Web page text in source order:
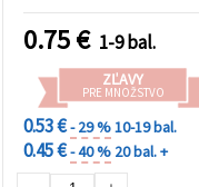
balenie 10 ks
0.75€ 1-9 bal.
ZĽAVY
PRE MNOŽSTVO
0.53 €- 29 %10-19 bal.
0.45 €- 40 % 20 bal. +